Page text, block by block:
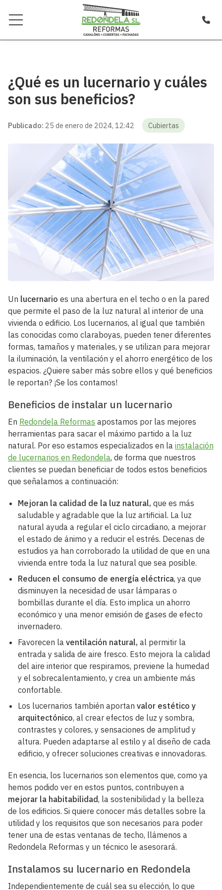
¿Qué es un lucernario y cuáles
son sus beneficios?
Publicado: 25 de enero de 2024, 12:42 Cubiertas
Un lucernario es una abertura en el techo o en la pared
que permite el paso de la luz natural al interior de una
vivienda o edificio. Los lucernarios, al igual que también
las conocidas como claraboyas, pueden tener diferentes
formas, tamaños y materiales, y se utilizan para mejorar
la iluminación, la ventilación y el ahorro energético de los
espacios. ¿Quiere saber más sobre ellos y qué beneficios
le reportan? ¡Se los contamos!
Beneficios de instalar un lucernario
En Redondela Reformas apostamos por las mejores
herramientas para sacar el máximo partido a la luz
natural. Por eso estamos especializados en la instalación
de lucernarios en Redondela, de forma que nuestros
clientes se puedan beneficiar de todos estos beneficios
que señalamos a continuación:
Mejoran la calidad de la luz natural, que es más
saludable y agradable que la luz artificial. La luz
natural ayuda a regular el ciclo circadiano, a mejorar
el estado de ánimo y a reducir el estrés. Decenas de
estudios ya han corroborado la utilidad de que en una
vivienda entre toda la luz natural que sea posible.
Reducen el consumo de energía eléctrica, ya que
disminuyen la necesidad de usar lámparas o
bombillas durante el día. Esto implica un ahorro
económico y una menor emisión de gases de efecto
invernadero.
Favorecen la ventilación natural, al permitir la
entrada y salida de aire fresco. Esto mejora la calidad
del aire interior que respiramos, previene la humedad
y el sobrecalentamiento, y crea un ambiente más
confortable.
Los lucernarios también aportan valor estético y
arquitectónico, al crear efectos de luz y sombra,
contrastes y colores, y sensaciones de amplitud y
altura. Pueden adaptarse al estilo y al diseño de cada
edificio, y ofrecer soluciones creativas e innovadoras.
En esencia, los lucernarios son elementos que, como ya
hemos podido ver en estos puntos, contribuyen a
mejorar la habitabilidad, la sostenibilidad y la belleza
de los edificios. Si quiere conocer más detalles sobre la
utilidad y los requisitos que son necesarios para poder
tener una de estas ventanas de techo, llámenos a
Redondela Reformas y un técnico le asesorará.
Instalamos su lucernario en Redondela
Independientemente de cuál sea su elección, lo que